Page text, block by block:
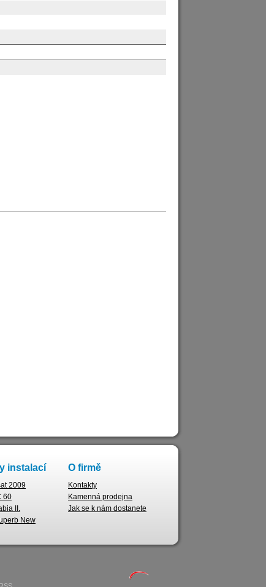
instalací
2009
60
II.
New
O firmě
Kontakty
Kamenná prodejna
Jak se k nám dostanete